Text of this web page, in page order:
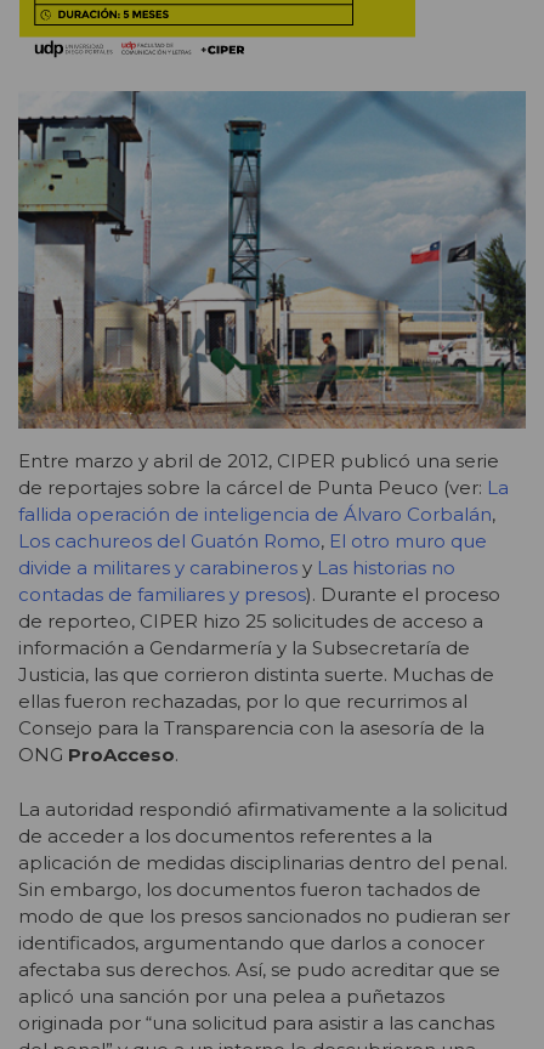
Entre marzo y abril de 2012, CIPER publicó una serie
de reportajes sobre la cárcel de Punta Peuco (ver: La
fallida operación de inteligencia de Álvaro Corbalán,
Los cachureos del Guatón Romo, El otro muro que
divide a militares y carabineros y Las historias no
contadas de familiares y presos). Durante el proceso
de reporteo, CIPER hizo 25 solicitudes de acceso a
información a Gendarmería y la Subsecretaría de
Justicia, las que corrieron distinta suerte. Muchas de
ellas fueron rechazadas, por lo que recurrimos al
Consejo para la Transparencia con la asesoría de la
ONG ProAcceso.
La autoridad respondió afirmativamente a la solicitud
de acceder a los documentos referentes a la
aplicación de medidas disciplinarias dentro del penal.
Sin embargo, los documentos fueron tachados de
modo de que los presos sancionados no pudieran ser
identificados, argumentando que darlos a conocer
afectaba sus derechos. Así, se pudo acreditar que se
aplicó una sanción por una pelea a puñetazos
originada por “una solicitud para asistir a las canchas